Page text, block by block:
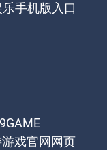
手机版入口
戏官网网页